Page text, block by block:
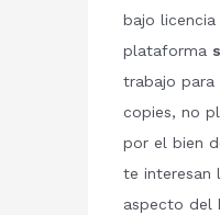
bajo licencia
plataforma
trabajo para
copies, no
por el bien
te interesan
aspecto del